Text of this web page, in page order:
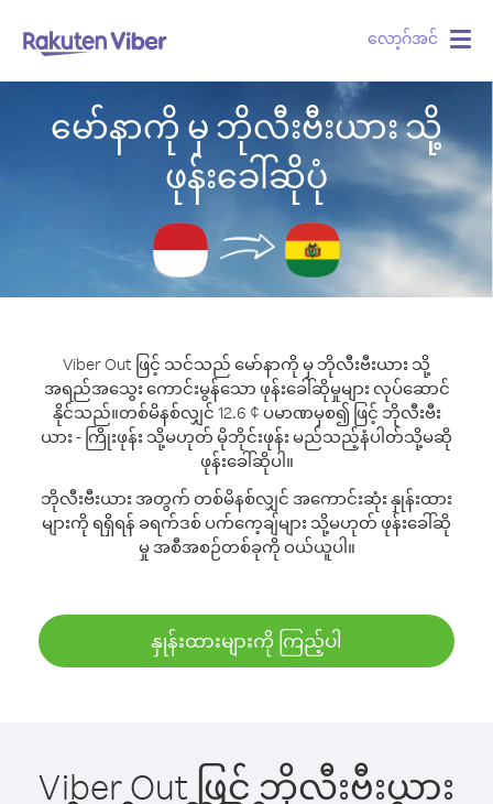
လော့ဂ်အင်
မော်နာကို မှ ဘိုလီးဗီးယား သို့
ဖုန်းခေါ်ဆိုပုံ
Viber Out ဖြင့် သင်သည် မော်နာကို မှ ဘိုလီးဗီးယား သို့
အရည်အသွေး ကောင်းမွန်သော ဖုန်းခေါ်ဆိုမှုများ လုပ်ဆောင်
နိုင်သည်။တစ်မိနစ်လျှင် 12.6 ¢ ပမာဏမှစ၍ ဖြင့် ဘိုလီးဗီး
ယား - ကြိုးဖုန်း သို့မဟုတ် မိုဘိုင်းဖုန်း မည်သည့်နံပါတ်သို့မဆို
ဖုန်းခေါ်ဆိုပါ။
ဘိုလီးဗီးယား အတွက် တစ်မိနစ်လျှင် အကောင်းဆုံး နှုန်းထား
များကို ရရှိရန် ခရက်ဒစ် ပက်ကေ့ချ်များ သို့မဟုတ် ဖုန်းခေါ်ဆို
မှု အစီအစဉ်တစ်ခုကို ဝယ်ယူပါ။
နှုန်းထားများကို ကြည့်ပါ
Viber Out ဖြင့် ဘိုလီးဗီးယား